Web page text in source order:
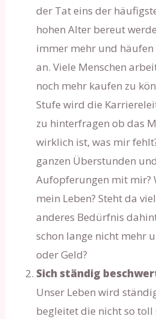
der Tat eins der
hohen Alter bereut
immer mehr und
an. Viele Menschen
noch mehr kaufen zu
Stufe wird die
zu hinterfragen ob das
wirklich ist, was mir
ganzen Überstunden
Aufopferungen mit mir?
mein Leben? Steht da
anderes Bedürfnis
schon lange nicht mehr
oder Geld?
Sich ständig
Unser Leben wird
begleitet die nicht so toll